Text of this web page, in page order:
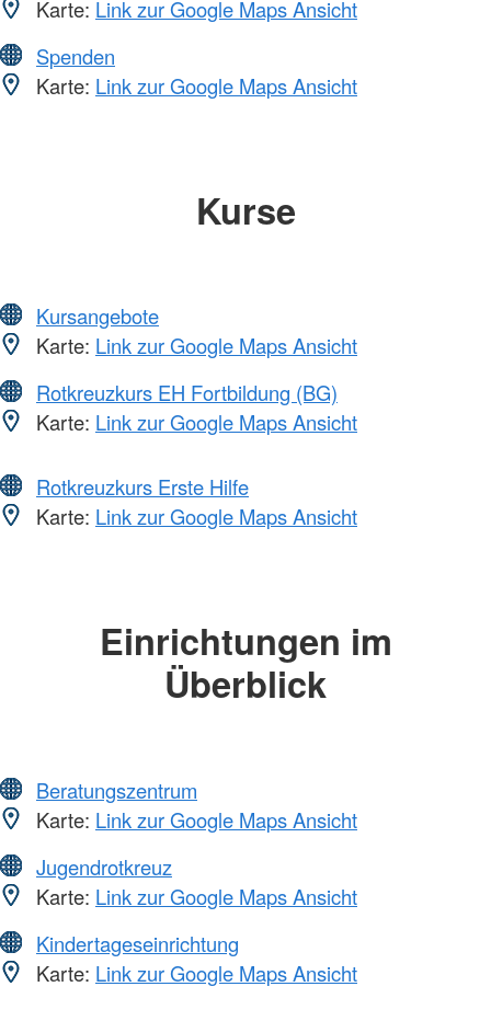
Karte: Link zur Google Maps Ansicht
Spenden
Karte: Link zur Google Maps Ansicht
Kurse
Kursangebote
Karte: Link zur Google Maps Ansicht
Rotkreuzkurs EH Fortbildung (BG)
Karte: Link zur Google Maps Ansicht
Rotkreuzkurs Erste Hilfe
Karte: Link zur Google Maps Ansicht
Einrichtungen im
Überblick
Beratungszentrum
Karte: Link zur Google Maps Ansicht
Jugendrotkreuz
Karte: Link zur Google Maps Ansicht
Kindertageseinrichtung
Karte: Link zur Google Maps Ansicht